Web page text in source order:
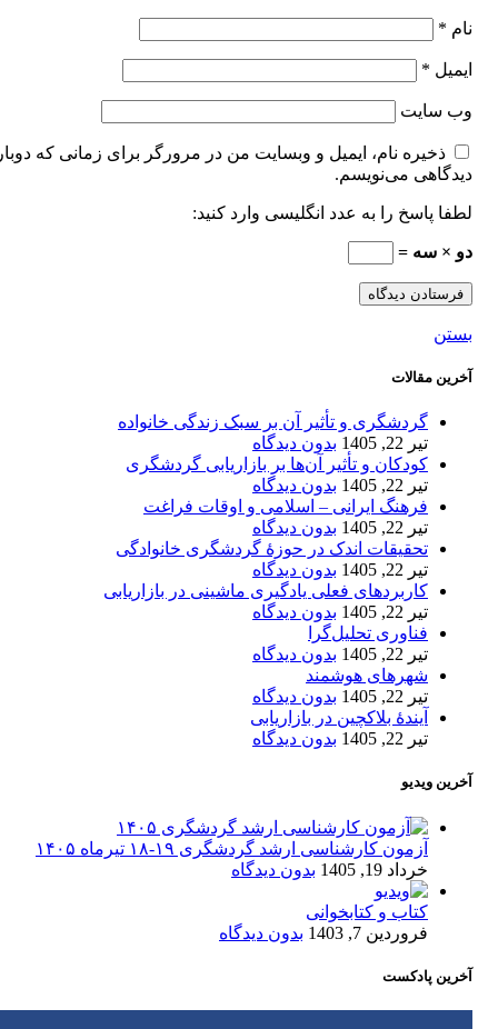
نام *
ایمیل *
وب‌ سایت
ذخیره نام، ایمیل و وبسایت من در مرورگر برای زمانی که
دیدگاهی می‌نویسم.
لطفا پاسخ را به عدد انگلیسی وارد کنید:
دو × سه =
بستن
آخرین مقالات
گردشگری و تأثیر آن بر سبک زندگی خانواده
تیر 22, 1405
بدون دیدگاه
کودکان و تأثیر آن‌ها بر بازاریابی گردشگری
تیر 22, 1405
بدون دیدگاه
فرهنگ ایرانی – اسلامی و اوقات فراغت
تیر 22, 1405
بدون دیدگاه
تحقیقات اندک در حوزۀ گردشگری خانوادگی
تیر 22, 1405
بدون دیدگاه
کاربردهای فعلی یادگیری ماشینی در بازاریابی
تیر 22, 1405
بدون دیدگاه
فناوری تحلیل‌گرا
تیر 22, 1405
بدون دیدگاه
شهرهای هوشمند
تیر 22, 1405
بدون دیدگاه
آیندۀ بلاکچین در بازاریابی
تیر 22, 1405
بدون دیدگاه
آخرین ویدیو
آزمون کارشناسی ارشد گردشگری ۱۹-۱۸ تیرماه ۱۴۰۵
خرداد 19, 1405
بدون دیدگاه
کتاب و کتابخوانی
فروردین 7, 1403
بدون دیدگاه
آخرین پادکست